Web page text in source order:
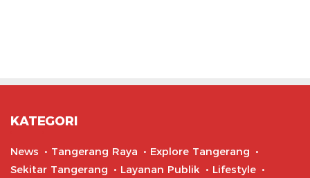
KATEGORI
News Tangerang Raya
Explore Tangerang
Sekitar Tangerang
Layanan Publik
Lifestyle